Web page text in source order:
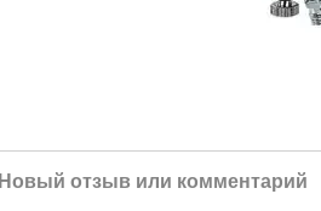
Новый отзыв или комментарий